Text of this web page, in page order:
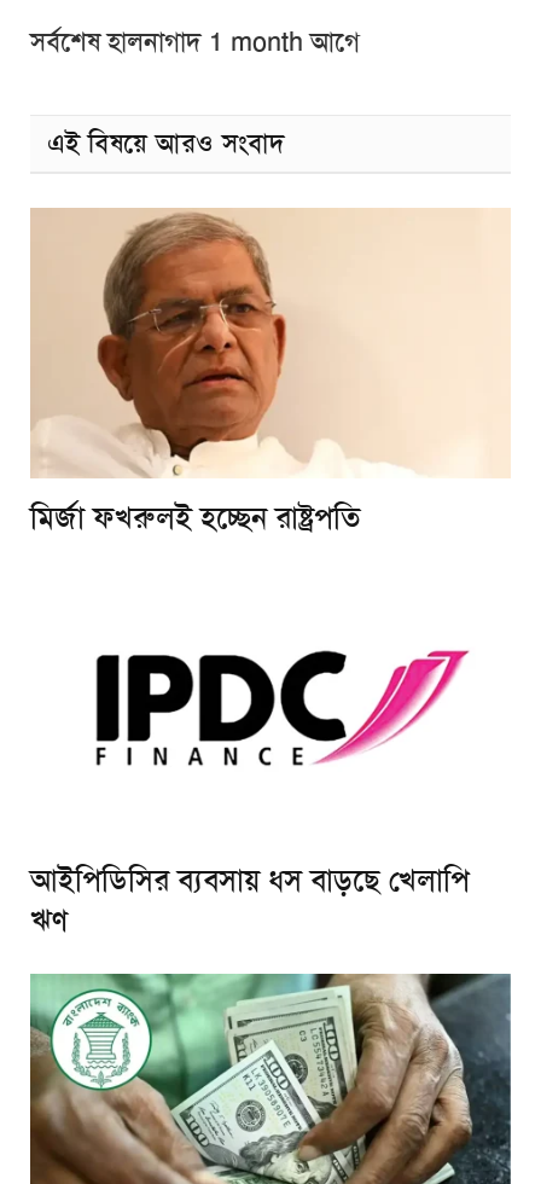
সর্বশেষ হালনাগাদ 1 month আগে
এই বিষয়ে আরও সংবাদ
মির্জা ফখরুলই হচ্ছেন রাষ্ট্রপতি
আইপিডিসির ব্যবসায় ধস বাড়ছে খেলাপি
ঋণ